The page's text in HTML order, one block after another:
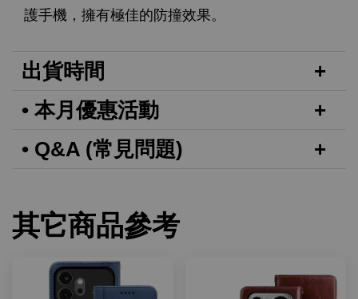
護手機，擁有極佳的防撞效果。
出貨時間
• 本月優惠活動
• Q&A (常見問題)
其它商品參考